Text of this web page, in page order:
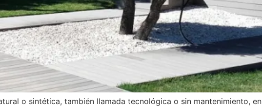
o sintética, también llamada tecnológica o sin mantenimiento,